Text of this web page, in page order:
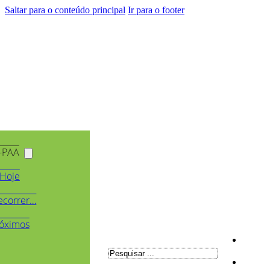
Saltar para o conteúdo principal Ir para o footer
Pesquisar